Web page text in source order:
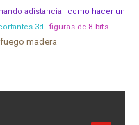
adistancia
como hacer un
3d
figuras de 8 bits
madera